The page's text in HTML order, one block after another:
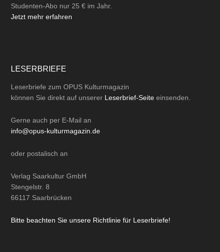
Studenten-Abo nur 25 € im Jahr.
Jetzt mehr erfahren
LESERBRIEFE
Leserbriefe zum OPUS Kulturmagazin
können Sie direkt auf unserer Leserbrief-Seite einsenden.
Gerne auch per E-Mail an
info@opus-kulturmagazin.de
oder postalisch an
Verlag Saarkultur GmbH
Stengelstr. 8
66117 Saarbrücken
Bitte beachten Sie unsere Richtlinie für Leserbriefe!